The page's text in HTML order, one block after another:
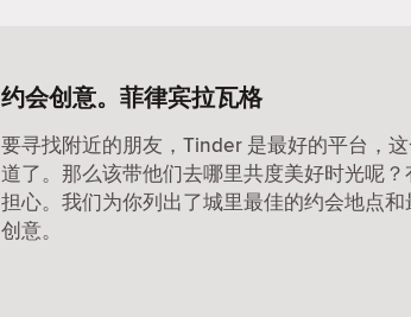
约会创意。菲律宾拉瓦格
要寻找附近的朋友，Tinder 是最好的平台，
道了。那么该带他们去哪里共度美好时光呢
担心。我们为你列出了城里最佳的约会地点
创意。